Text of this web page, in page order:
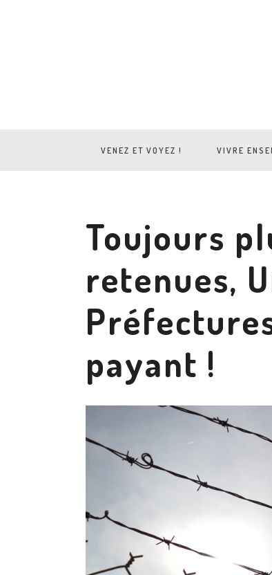
VENEZ ET VOYEZ ! VIVRE
Toujours
retenues,
payant !